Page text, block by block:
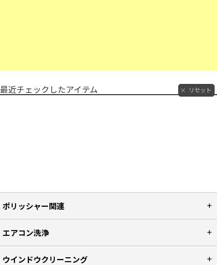
最近チェックしたアイテム リセット
ポリッシャー関連
エアコン洗浄
ウインドウクリーニング